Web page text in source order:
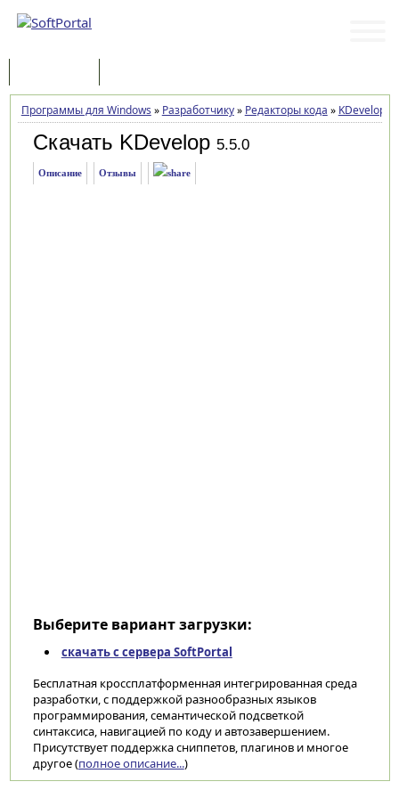
Программы для Windows » Разработчику» Редакторы кода » KDevelop
Скачать KDevelop 5.5.0
Описание Отзывы
Выберите вариант загрузки:
скачать с сервера SoftPortal
Бесплатная кроссплатформенная интегрированная среда
разработки, с поддержкой разнообразных языков
программирования, семантической подсветкой
синтаксиса, навигацией по коду и автозавершением.
Присутствует поддержка сниппетов, плагинов и многое
другое (полное описание...)